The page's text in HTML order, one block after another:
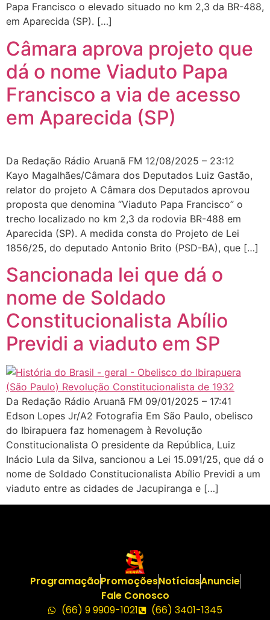
Papa Francisco o elevado situado no km 2,3 da BR-488,
em Aparecida (SP). […]
Câmara aprova projeto que
dá o nome Viaduto Papa
Francisco a via de acesso
em Aparecida (SP)
Da Redação Rádio Aruanã FM 12/08/2025 – 23:12
Kayo Magalhães/Câmara dos Deputados Luiz Gastão,
relator do projeto A Câmara dos Deputados aprovou
proposta que denomina “Viaduto Papa Francisco” o
trecho localizado no km 2,3 da rodovia BR-488 em
Aparecida (SP). A medida consta do Projeto de Lei
1856/25, do deputado Antonio Brito (PSD-BA), que […]
Sancionada lei que dá o
nome de Soldado
Constitucionalista Abílio
Previdi a viaduto em SP
Da Redação Rádio Aruanã FM 09/01/2025 – 17:41
Edson Lopes Jr/A2 Fotografia Em São Paulo, obelisco
do Ibirapuera faz homenagem à Revolução
Constitucionalista O presidente da República, Luiz
Inácio Lula da Silva, sancionou a Lei 15.091/25, que dá o
nome de Soldado Constitucionalista Abílio Previdi a um
viaduto entre as cidades de Jacupiranga e […]
ProgramaçãoPromoçõesNotíciasAnuncie
Fale Conosco
(66) 9 9909-1021
(66) 3401-1345